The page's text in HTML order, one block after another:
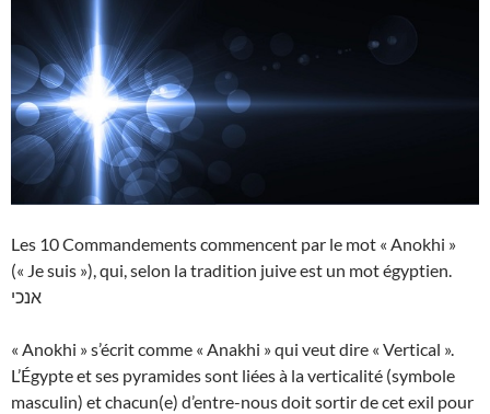
Les 10 Commandements commencent par le mot « Anokhi »
(« Je suis »), qui, selon la tradition juive est un mot égyptien.
אנכי
« Anokhi » s’écrit comme « Anakhi » qui veut dire « Vertical ».
L’Égypte et ses pyramides sont liées à la verticalité (symbole
masculin) et chacun(e) d’entre-nous doit sortir de cet exil pour